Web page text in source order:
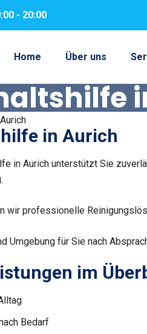
- 20:00
Home Über uns
in Aurich
in Aurich unterstützt Sie
wir professionelle
Umgebung für Sie nach
im
Bedarf